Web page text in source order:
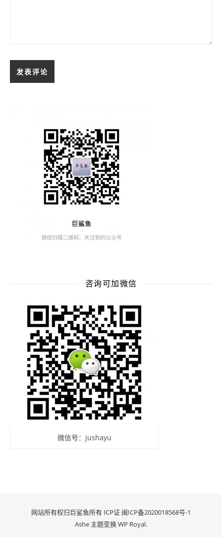
咨询可加微信
微信号：jushayu
网站所有权归巨鲨鱼所有 ICP证 闽ICP备2020018568号-1
Ashe 主题变换WP Royal.